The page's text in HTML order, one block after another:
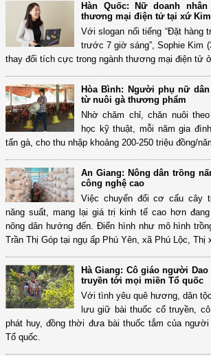
Hàn Quốc: Nữ doanh
thương mại điện tử tại xứ
Với slogan nổi tiếng “Đặt hàng
trước 7 giờ sáng”, Sophie Kim
thay đổi tích cực trong ngành thương mại điện tử
Hòa Bình: Người phụ nữ
từ nuôi gà thương phẩm
Nhờ chăm chỉ, chăn nuôi
học kỹ thuật, mỗi năm gia
tấn gà, cho thu nhập khoảng 200-250 triệu đồng/
An Giang: Nông dân trồng
công nghệ cao
Việc chuyển đổi cơ cấu cây
năng suất, mang lại giá trị kinh tế cao hơn
nông dân hướng đến. Điển hình như mô hình
Trần Thị Góp tại ngụ ấp Phú Yên, xã Phú Lộc, Thị
Hà Giang: Cô giáo người
truyền tới mọi miền Tổ quốc
Với tình yêu quê hương, dân
lưu giữ bài thuốc cổ truyền,
phát huy, đồng thời đưa bài thuốc tắm của
Tổ quốc.